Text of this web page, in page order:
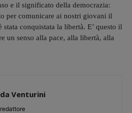
e il significato della democrazia:
per comunicare ai nostri giovani il
conquistata la libertà. E’ questo il
un senso alla pace, alla libertà, alla
Venturini